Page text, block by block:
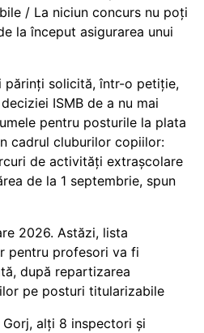
/ La niciun concurs nu poți
la început asigurarea unui
părinți solicită, într-o petiție,
ISMB de a nu mai
pentru posturile la plata
cadrul cluburilor copiilor:
de activități extrașcolare
de la 1 septembrie, spun
2026. Astăzi, lista
pentru profesori va fi
după repartizarea
pe posturi titularizabile
Gorj, alți 8 inspectori și